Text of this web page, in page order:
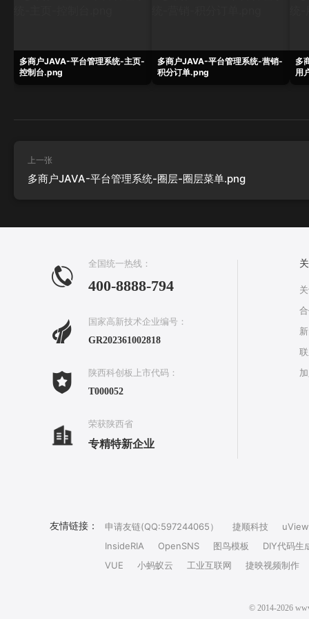
多商户JAVA-平台管理系统-主页-
控制台.png
多商户JAVA-平台管理系统-营销-
积分订单.png
多
用
上一张
多商户JAVA-平台管理系统-圈层-圈层菜单.png
全国统一热线：
400-8888-794
国家高新技术企业编号：
GR202361002818
陕西科创板上市代码：
T000052
荣获陕西省
专精特新企业
友情链接： 申请友链(QQ:597244065） 捷顺科技
uView
InsideRIA
OpenSNS 图鸟模板
DIY代码生
VUE
小蚂蚁云 工业互联网 捷映视频制作
© 2014-2026